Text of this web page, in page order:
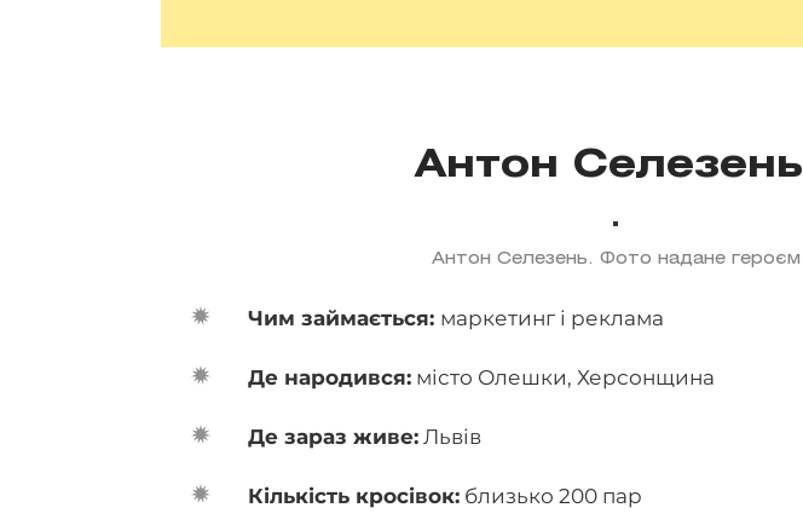
Антон Селезень
Антон Селезень. Фото надане героєм
Чим займається: маркетинг і реклама
Де народився: місто Олешки, Херсонщина
Де зараз живе: Львів
Кількість кросівок: близько 200 пар